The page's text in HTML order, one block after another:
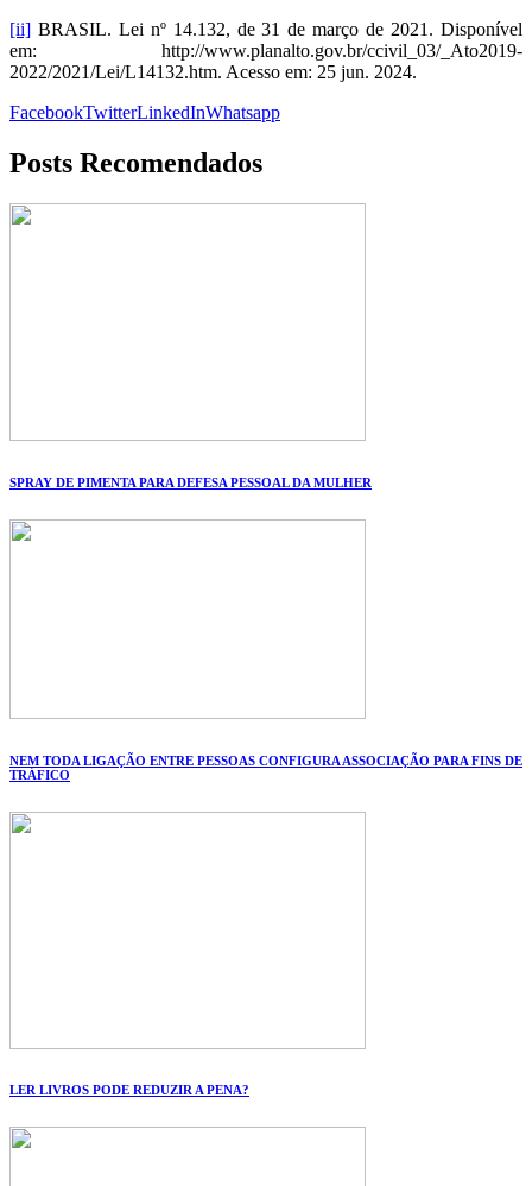
[ii] BRASIL. Lei nº 14.132, de 31 de março de 2021. Disponível
em: http://www.planalto.gov.br/ccivil_03/_Ato2019-
2022/2021/Lei/L14132.htm. Acesso em: 25 jun. 2024.
FacebookTwitterLinkedInWhatsapp
Posts Recomendados
SPRAY DE PIMENTA PARA DEFESA PESSOAL DA MULHER
NEM TODA LIGAÇÃO ENTRE PESSOAS CONFIGURA ASSOCIAÇÃO PARA FINS DE
TRÁFICO
LER LIVROS PODE REDUZIR A PENA?